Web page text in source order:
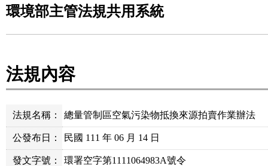
環境部主管法規共用系統
法規內容
法規名稱： 總量管制區空氣污染物抵換來源拍賣作業辦法
公發布日： 民國 111 年 06 月 14 日
發文字號： 環署空字第1111064983A號令